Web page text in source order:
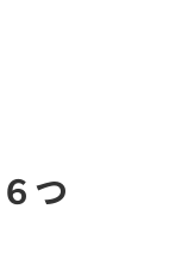
つ